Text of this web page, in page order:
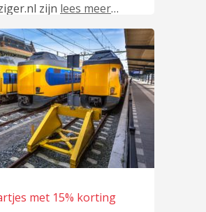
zijn lees meer…
met 15% korting